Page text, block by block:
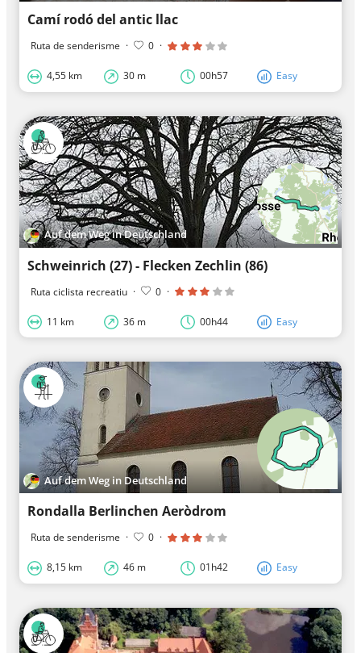
Camí rodó del antic llac
Ruta de senderisme · 0 ·
4,55 km 30 m 00h57 Easy
Auf dem Weg in Deutschland
Schweinrich (27) - Flecken Zechlin (86)
Ruta ciclista recreatiu · 0 ·
11 km 36 m 00h44 Easy
Auf dem Weg in Deutschland
Rondalla Berlinchen Aeròdrom
Ruta de senderisme · 0 ·
8,15 km 46 m 01h42 Easy